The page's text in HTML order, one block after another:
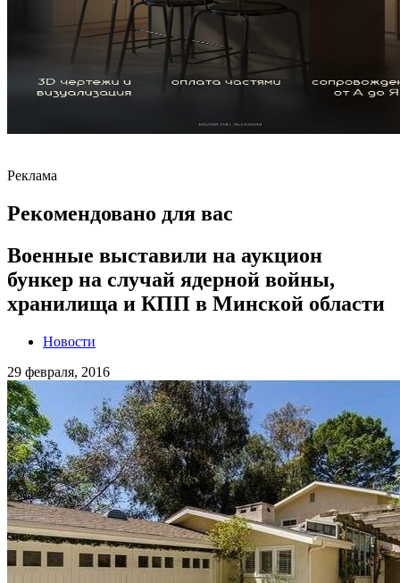
Реклама
Рекомендовано для вас
Военные выставили на аукцион
бункер на случай ядерной войны,
хранилища и КПП в Минской области
Новости
29 февраля, 2016